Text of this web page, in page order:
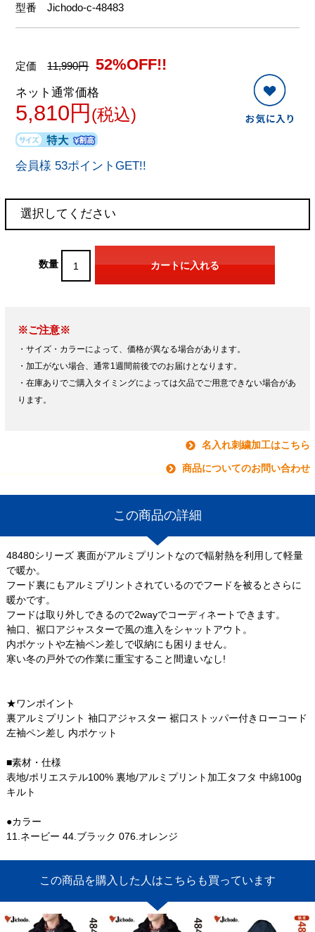
型番Jichodo-c-48483
定価11,990円 52%OFF!!
ネット通常価格
5,810円 (税込)
会員様 53ポイントGET!!
数量
※ご注意※
・サイズ・カラーによって、価格が異なる場合があります。
・加工がない場合、通常1週間前後でのお届けとなります。
・在庫ありでご購入タイミングによっては欠品でご用意できない場合があ
ります。
名入れ刺繍加工はこちら
商品についてのお問い合わせ
この商品の詳細
48480シリーズ 裏面がアルミプリントなので輻射熱を利用して軽量
で暖か。
フード裏にもアルミプリントされているのでフードを被るとさらに
暖かです。
フードは取り外しできるので2wayでコーディネートできます。
袖口、裾口アジャスターで風の進入をシャットアウト。
内ポケットや左袖ペン差しで収納にも困りません。
寒い冬の戸外での作業に重宝すること間違いなし!
★ワンポイント
裏アルミプリント 袖口アジャスター 裾口ストッパー付きローコード
左袖ペン差し 内ポケット
■素材・仕様
表地/ポリエステル100% 裏地/アルミプリント加工タフタ 中綿100g
キルト
●カラー
11.ネービー 44.ブラック 076.オレンジ
この商品を購入した人はこちらも買っています